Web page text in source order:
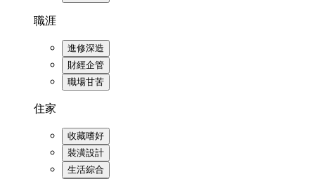
職涯
進修深造
財經企管
職場甘苦
住家
收藏嗜好
裝潢設計
生活綜合